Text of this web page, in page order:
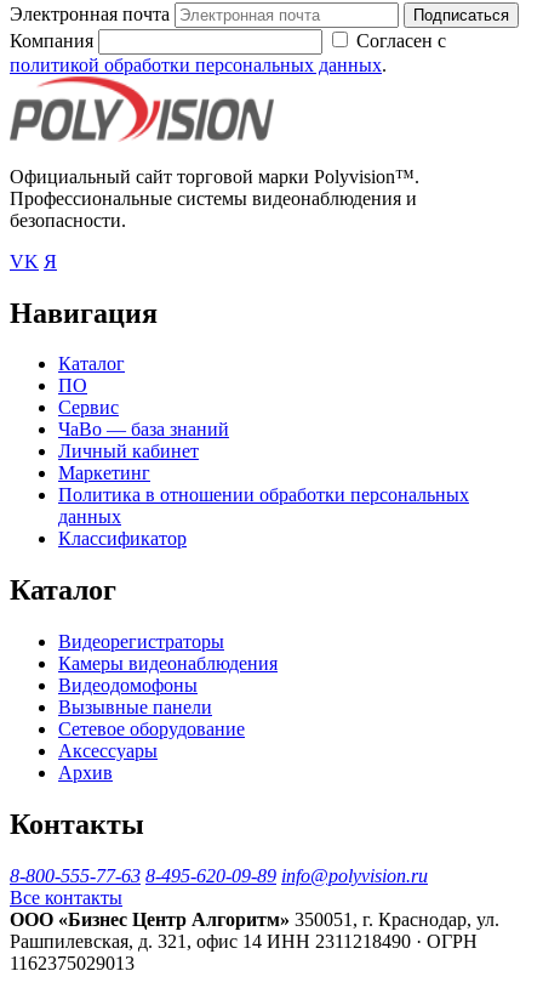
Электронная почта Подписаться
Компания
Согласен с
политикой обработки персональных данных.
Официальный сайт торговой марки Polyvision™.
Профессиональные системы видеонаблюдения и
безопасности.
VK Я
Навигация
Каталог
ПО
Сервис
ЧаВо — база знаний
Личный кабинет
Маркетинг
Политика в отношении обработки персональных
данных
Классификатор
Каталог
Видеорегистраторы
Камеры видеонаблюдения
Видеодомофоны
Вызывные панели
Сетевое оборудование
Аксессуары
Архив
Контакты
8-800-555-77-63 8-495-620-09-89 info@polyvision.ru
Все контакты
ООО «Бизнес Центр Алгоритм» 350051, г. Краснодар, ул.
Рашпилевская, д. 321, офис 14 ИНН 2311218490 · ОГРН
1162375029013